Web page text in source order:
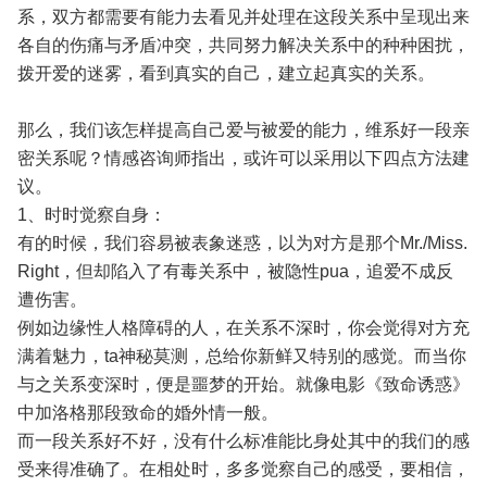
系，双方都需要有能力去看见并处理在这段关系中呈现出来
各自的伤痛与矛盾冲突，共同努力解决关系中的种种困扰，
拨开爱的迷雾，看到真实的自己，建立起真实的关系。
那么，我们该怎样提高自己爱与被爱的能力，维系好一段亲
密关系呢？情感咨询师指出，或许可以采用以下四点方法建
议。
1、时时觉察自身：
有的时候，我们容易被表象迷惑，以为对方是那个Mr./Miss.
Right，但却陷入了有毒关系中，被隐性pua，追爱不成反
遭伤害。
例如边缘性人格障碍的人，在关系不深时，你会觉得对方充
满着魅力，ta神秘莫测，总给你新鲜又特别的感觉。而当你
与之关系变深时，便是噩梦的开始。就像电影《致命诱惑》
中加洛格那段致命的婚外情一般。
而一段关系好不好，没有什么标准能比身处其中的我们的感
受来得准确了。在相处时，多多觉察自己的感受，要相信，